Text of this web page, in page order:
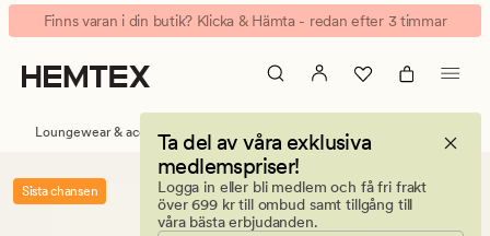
Ada
kimono
multi/grön
Animerad
banner.
Klicka
på
att
pausa.
Finns varan i din butik? Klicka & Hämta - redan efter 3 timmar
Ta del av våra exklusiva
medlemspriser!
Logga in eller bli medlem och få fri frakt
över 699 kr till ombud samt tillgång till
våra bästa erbjudanden.
Loungewear & accessoarer Pyjamas och nattlinnen
Sista chansen